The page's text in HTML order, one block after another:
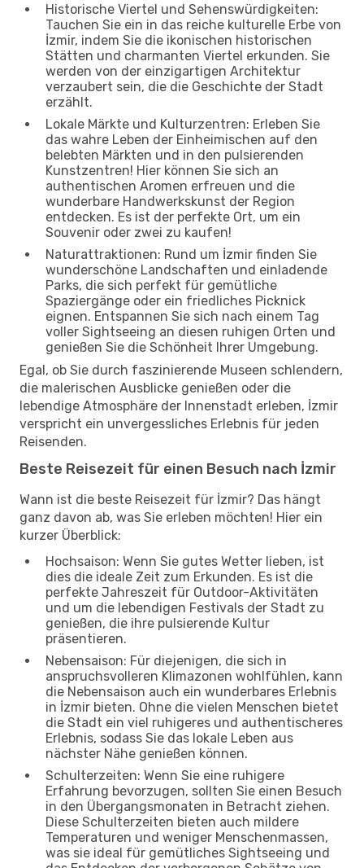
Historische Viertel und Sehenswürdigkeiten:
Tauchen Sie ein in das reiche kulturelle Erbe von
İzmir, indem Sie die ikonischen historischen
Stätten und charmanten Viertel erkunden. Sie
werden von der einzigartigen Architektur
verzaubert sein, die die Geschichte der Stadt
erzählt.
Lokale Märkte und Kulturzentren: Erleben Sie
das wahre Leben der Einheimischen auf den
belebten Märkten und in den pulsierenden
Kunstzentren! Hier können Sie sich an
authentischen Aromen erfreuen und die
wunderbare Handwerkskunst der Region
entdecken. Es ist der perfekte Ort, um ein
Souvenir oder zwei zu kaufen!
Naturattraktionen: Rund um İzmir finden Sie
wunderschöne Landschaften und einladende
Parks, die sich perfekt für gemütliche
Spaziergänge oder ein friedliches Picknick
eignen. Entspannen Sie sich nach einem Tag
voller Sightseeing an diesen ruhigen Orten und
genießen Sie die Schönheit Ihrer Umgebung.
Egal, ob Sie durch faszinierende Museen schlendern,
die malerischen Ausblicke genießen oder die
lebendige Atmosphäre der Innenstadt erleben, İzmir
verspricht ein unvergessliches Erlebnis für jeden
Reisenden.
Beste Reisezeit für einen Besuch nach İzmir
Wann ist die beste Reisezeit für İzmir? Das hängt
ganz davon ab, was Sie erleben möchten! Hier ein
kurzer Überblick:
Hochsaison: Wenn Sie gutes Wetter lieben, ist
dies die ideale Zeit zum Erkunden. Es ist die
perfekte Jahreszeit für Outdoor-Aktivitäten
und um die lebendigen Festivals der Stadt zu
genießen, die ihre pulsierende Kultur
präsentieren.
Nebensaison: Für diejenigen, die sich in
anspruchsvolleren Klimazonen wohlfühlen, kann
die Nebensaison auch ein wunderbares Erlebnis
in İzmir bieten. Ohne die vielen Menschen bietet
die Stadt ein viel ruhigeres und authentischeres
Erlebnis, sodass Sie das lokale Leben aus
nächster Nähe genießen können.
Schulterzeiten: Wenn Sie eine ruhigere
Erfahrung bevorzugen, sollten Sie einen Besuch
in den Übergangsmonaten in Betracht ziehen.
Diese Schulterzeiten bieten auch mildere
Temperaturen und weniger Menschenmassen,
was sie ideal für gemütliches Sightseeing und